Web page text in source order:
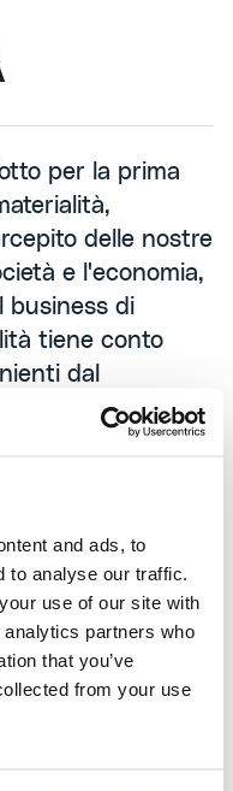
and ads, to
to analyse our traffic.
use of our site with
partners who
that you’ve
from your use
per la prima
delle nostre
e l'economia,
business di
tiene conto
dal
sia interni
stati i